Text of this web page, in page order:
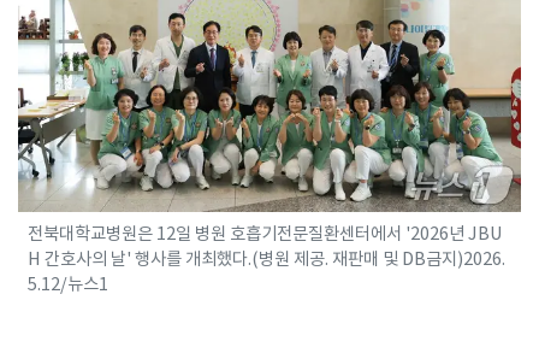
전북대학교병원은 12일 병원 호흡기전문질환센터에서 '2026년 JBU
H 간호사의 날' 행사를 개최했다.(병원 제공. 재판매 및 DB금지)2026.
5.12/뉴스1